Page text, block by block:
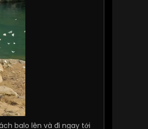
balo lên và đi ngay tới